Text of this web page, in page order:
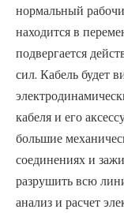
нормальный
находится в
подвергается
сил. Кабель будет
кабеля и его
большие
соединениях и
разрушить всю
анализ и расчет